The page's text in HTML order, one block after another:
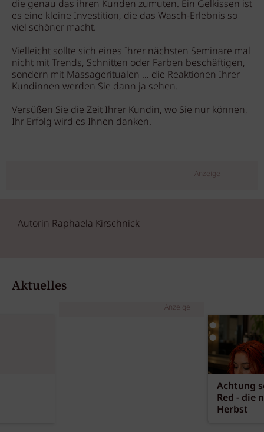
die genau das ihren Kunden zumuten. Ein Gelkissen ist
es eine kleine Investition, die das Wasch-Erlebnis so
viel schöner macht.
Vielleicht sollte sich eines Ihrer nächsten Seminare mal
nicht mit Trends, Schnitten oder Farben beschäftigen,
sondern mit Massageritualen … die Reaktionen Ihrer
Kundinnen werden Sie dann ja sehen.
Versüßen Sie die Zeit Ihrer Kundin, wo Sie nur können,
Ihr Erfolg wird es Ihnen danken.
Anzeige
Autorin Raphaela Kirschnick
Aktuelles
Anzeige
Achtung
Red - die
Herbst